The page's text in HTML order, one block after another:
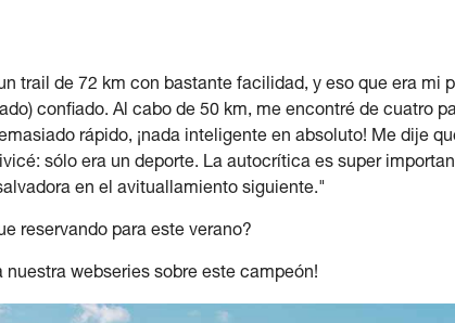
trail de 72 km con bastante facilidad, y eso que era
confiado. Al cabo de 50 km, me encontré de cuatro
rápido, ¡nada inteligente en absoluto! Me dije
sólo era un deporte. La autocrítica es super
en el avituallamiento siguiente."
reservando para este verano?
nuestra webseries sobre este campeón!